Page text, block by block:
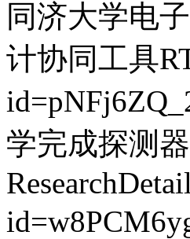
同济大学电
计协同工具
学完成探测